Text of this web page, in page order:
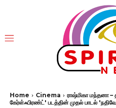
Home Cinema
ராஷ்மிகா மந்தனா –
கேர்ள்ஃபிரண்ட்' படத்தின் முதல் பாடல்